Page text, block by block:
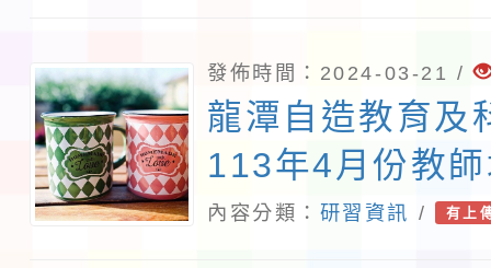
發佈時間：2024-03-21 /
龍潭自造教育及
113年4月份教
計畫
內容分類： 研習資訊 / 有上